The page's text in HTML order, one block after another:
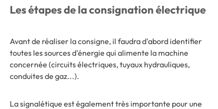
Les étapes de la consignation électrique
Avant de réaliser la consigne, il faudra d'abord identifier
toutes les sources d'énergie qui alimente la machine
concernée (circuits électriques, tuyaux hydrauliques,
conduites de gaz...).
La signalétique est également très importante pour une